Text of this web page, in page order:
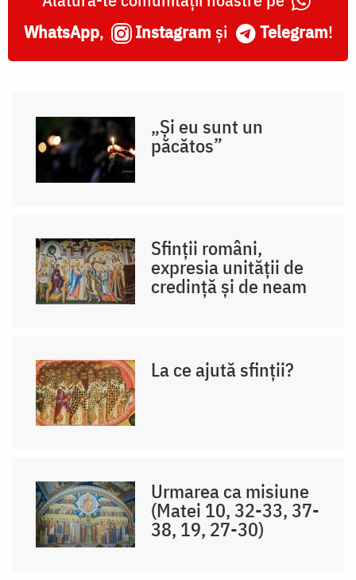
WhatsApp, Instagram și Telegram!
„Și eu sunt un
păcătos”
Sfinții români,
expresia unității de
credință și de neam
La ce ajută sfinții?
Urmarea ca misiune
(Matei 10, 32-33, 37-
38, 19, 27-30)